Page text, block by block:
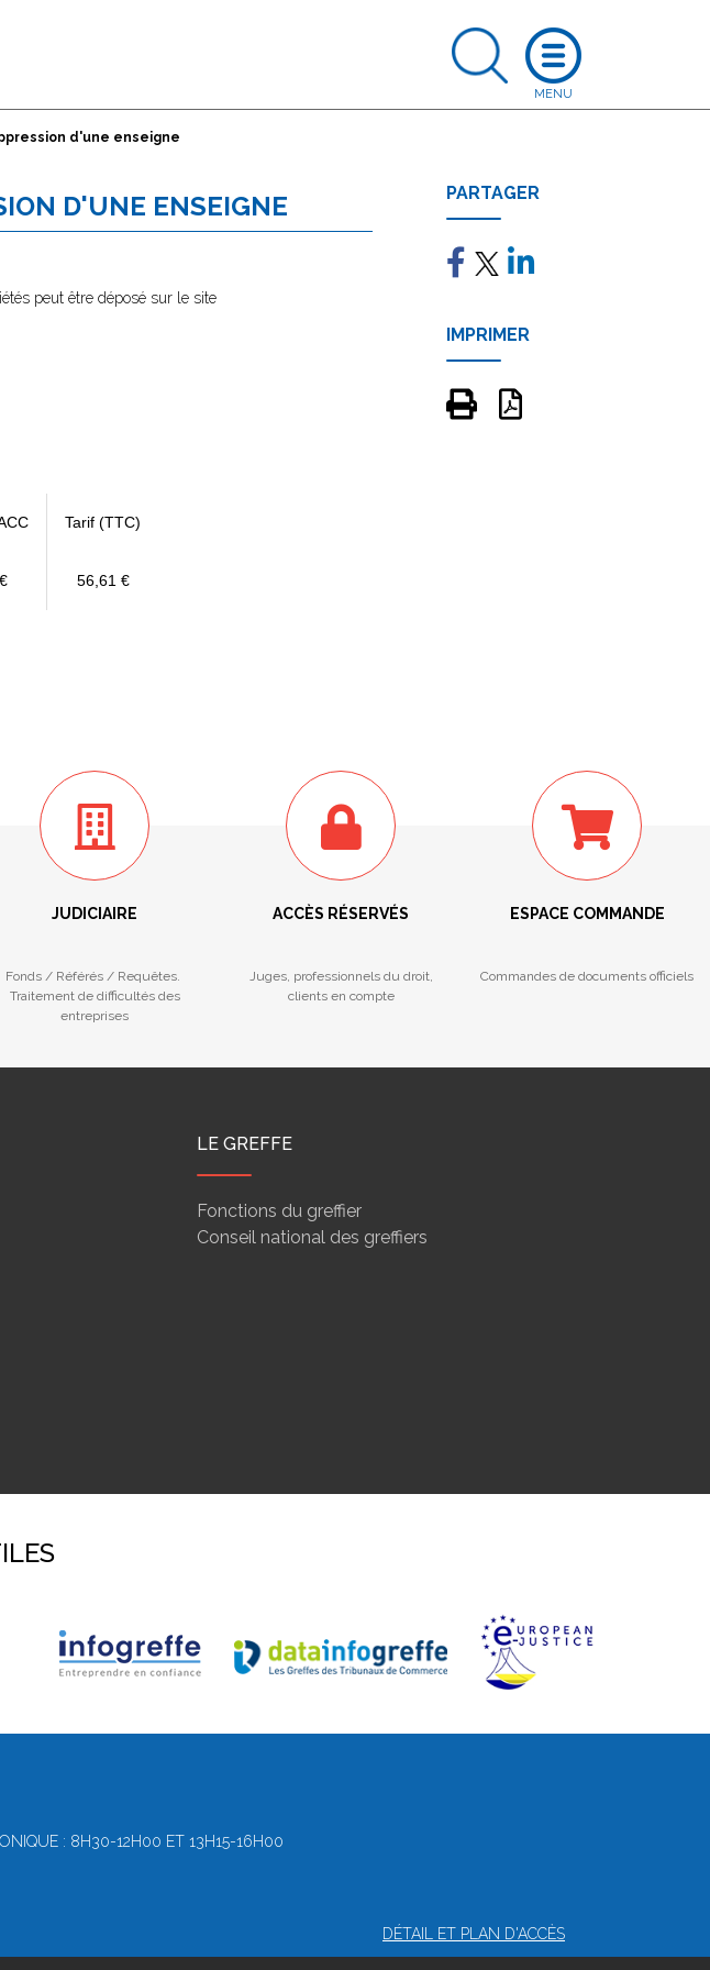
d'une enseigne
D'UNE ENSEIGNE
peut être déposé sur le site
Tarif (TTC)
56,61 €
PARTAGER
IMPRIMER
JUDICIAIRE
Fonds / Référés / Requêtes.
Traitement de difficultés des
entreprises
ACCÈS RÉSERVÉS
Juges, professionnels du droit,
clients en compte
ESPACE COMMANDE
Commandes de documents officiels
LE GREFFE
Fonctions du greffier
Conseil national des greffiers
: 8H30-12H00 ET 13H15-16H00
DÉTAIL ET PLAN D'ACCÈS